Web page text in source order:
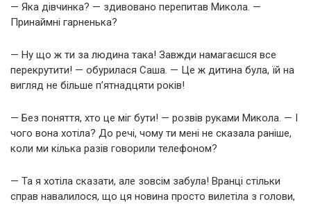
— Яка дівчинка? — здивовано перепитав Микола. —
Принаймні гарненька?
— Ну що ж ти за людина така! Завжди намагаєшся все
перекрутити! — обурилася Саша. — Це ж дитина була, їй на
вигляд не більше п’ятнадцяти років!
— Без поняття, хто це міг бути! — розвів руками Микола. — І
чого вона хотіла? До речі, чому ти мені не сказала раніше,
коли ми кілька разів говорили телефоном?
— Та я хотіла сказати, але зовсім забула! Вранці стільки
справ навалилося, що ця новина просто вилетіла з голови,